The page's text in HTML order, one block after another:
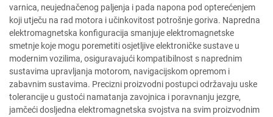
varnica, neujednačenog paljenja i pada napona pod opterećenjem
koji utječu na rad motora i učinkovitost potrošnje goriva. Napredna
elektromagnetska konfiguracija smanjuje elektromagnetske
smetnje koje mogu poremetiti osjetljive elektroničke sustave u
modernim vozilima, osiguravajući kompatibilnost s naprednim
sustavima upravljanja motorom, navigacijskom opremom i
zabavnim sustavima. Precizni proizvodni postupci održavaju uske
tolerancije u gustoći namatanja zavojnica i poravnanju jezgre,
jamčeći dosljedna elektromagnetska svojstva na svim proizvodnim